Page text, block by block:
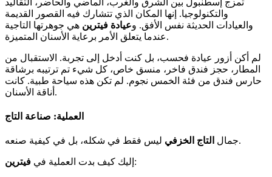
والتكنولوجيا. إنها المكان الذي تتشارك فيه القصور القديمة
والعيادات الحديثة نفس الأفق. وعيادة فيترين هي جوهرتها التاجية
عندما يتعلق الأمر برعاية الأسنان المتميزة.
لم أكن أزور عيادة فحسب، بل كنت أدخل إلى تجربة. الاستقبال من
المطار، حجز فندق فاخر، منسق خاص، كل شيء تم ترتيبه برشاقة
حارس فندق من فئة الخمس نجوم. لم تكن هذه سياحة طبية. كانت
أناقة الأسنان.
العملية: صناعة التاج
جمال التاج الخزفي ليس فقط في شكله، بل في كيفية صنعه.
إليك كيف بدت العملية في فيترين :